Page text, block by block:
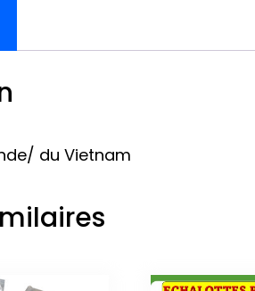
du Vietnam